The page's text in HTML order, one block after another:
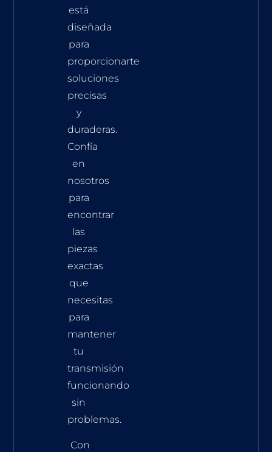
está
diseñada
para
proporcionarte
soluciones
precisas
y
duraderas.
Confía
en
nosotros
para
encontrar
las
piezas
exactas
que
necesitas
para
mantener
tu
transmisión
funcionando
sin
problemas.
Con